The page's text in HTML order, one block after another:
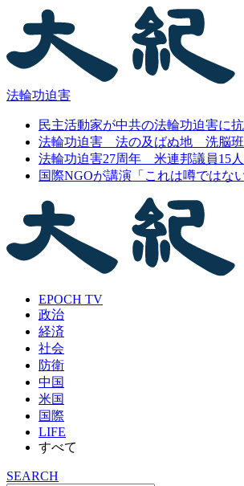
法輪功迫害
民主活動家が中共の法輪功迫害に
法輪功迫害 法の及ばぬ地 洗脳班
法輪功迫害27周年 米連邦議員15
国際NGOが講演「これは噂では
EPOCH TV
政治
経済
社会
防衛
中国
米国
国際
LIFE
すべて
SEARCH